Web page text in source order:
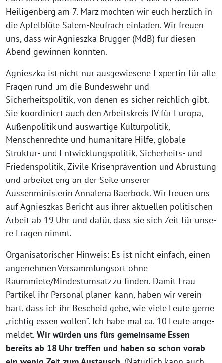
Heiligenberg am 7. März möch­ten wir euch herz­lich in
die Apfelblüte Salem-Neufrach ein­la­den. Wir freu­en
uns, dass wir Agnieszka Brugger (MdB) für die­sen
Abend gewin­nen konnten.
Agnieszka ist nicht nur aus­ge­wie­se­ne Expertin für alle
Fragen rund um die Bundeswehr und
Sicherheitspolitik, von denen es sicher reich­lich gibt.
Sie koor­di­niert auch den Arbeitskreis IV für Europa,
Außenpolitik und aus­wär­ti­ge Kulturpolitik,
Menschenrechte und huma­ni­tä­re Hilfe, glo­ba­le
Struktur- und Entwicklungspolitik, Sicherheits- und
Friedenspolitik, Zivile Krisenprävention und Abrüstung
und arbei­tet eng an der Seite unse­rer
Aussenministerin Annalena Baerbock. Wir freu­en uns
auf Agnieszkas Bericht aus ihrer aktu­el­len poli­ti­schen
Arbeit ab 19 Uhr und dafür, dass sie sich Zeit für unse­
re Fragen nimmt.
Organisatorischer Hinweis: Es ist nicht ein­fach, einen
ange­neh­men Versammlungsort ohne
Raummiete/Mindestumsatz zu fin­den. Damit Frau
Partikel ihr Personal pla­nen kann, haben wir ver­ein­
bart, dass ich ihr Bescheid gebe, wie vie­le Leute ger­ne
„rich­tig essen wol­len“. Ich habe mal ca. 10 Leute ange­
mel­det. Wir wür­den uns fürs gemein­sa­me Essen
bereits ab 18 Uhr tref­fen und haben so schon vor­ab